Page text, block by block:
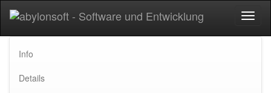
Info
Details